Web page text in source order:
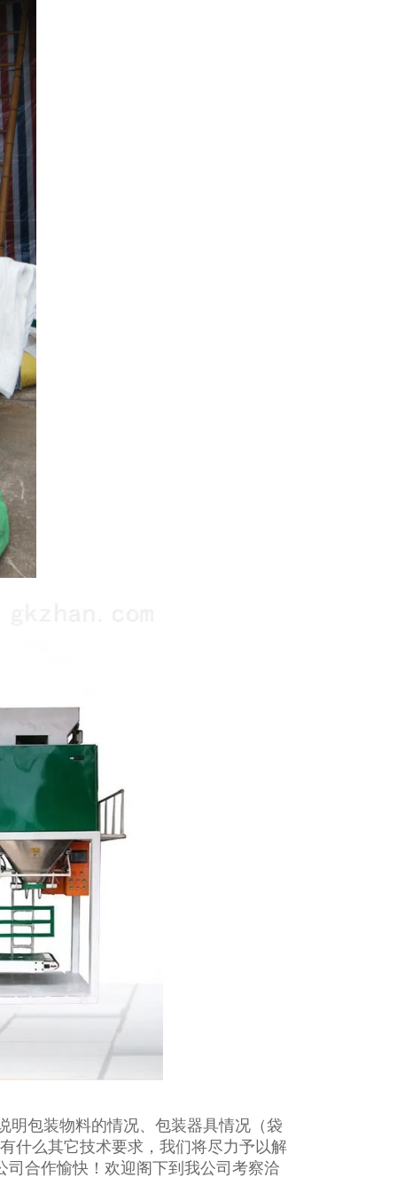
明包装物料的情况、包装器具情况（袋
什么其它技术要求，我们将尽力予以解
合作愉快！欢迎阁下到我公司考察洽